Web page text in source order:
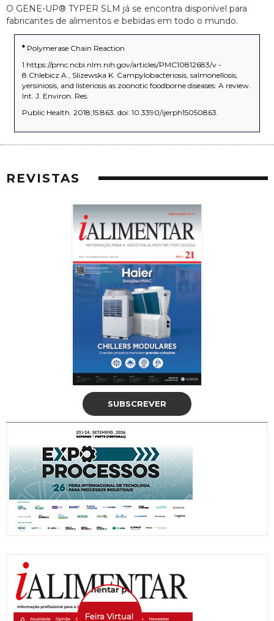
O GENE-UP® TYPER SLM já se encontra disponível para
fabricantes de alimentos e bebidas em todo o mundo.
* Polymerase Chain Reaction
1 https://pmc.ncbi.nlm.nih.gov/articles/PMC10812683/v -
8.Chlebicz A., Slizewska K. Campylobacteriosis, salmonellosis,
yersiniosis, and listeriosis as zoonotic foodborne diseases: A review.
Int. J. Environ. Res.
Public Health. 2018;15:863. doi: 10.3390/ijerph15050863.
REVISTAS
SUBSCREVER